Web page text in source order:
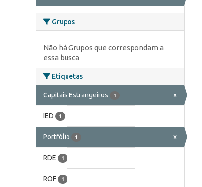
Grupos
Não há Grupos que correspondam a
essa busca
Etiquetas
Capitais Estrangeiros 1 x
IED 1
Portfólio 1 x
RDE 1
ROF 1